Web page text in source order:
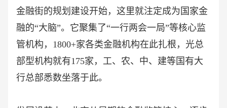
金融街的规划建设开始，这里就注定成为国家金
融的“大脑”。它聚集了“一行两会一局”等核心监
管机构，1800+家各类金融机构在此扎根，光总
部型机构就有175家，工、农、中、建等国有大
行总部悉数坐落于此。